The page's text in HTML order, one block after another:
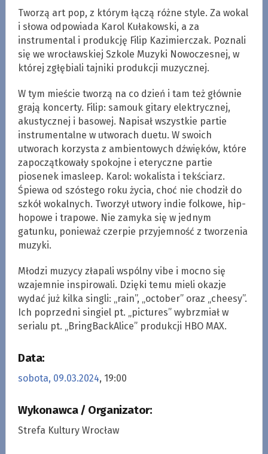
Tworzą art pop, z którym łączą różne style. Za wokal
i słowa odpowiada Karol Kułakowski, a za
instrumental i produkcję Filip Kazimierczak. Poznali
się we wrocławskiej Szkole Muzyki Nowoczesnej, w
której zgłębiali tajniki produkcji muzycznej.
W tym mieście tworzą na co dzień i tam też głównie
grają koncerty. Filip: samouk gitary elektrycznej,
akustycznej i basowej. Napisał wszystkie partie
instrumentalne w utworach duetu. W swoich
utworach korzysta z ambientowych dźwięków, które
zapoczątkowały spokojne i eteryczne partie
piosenek imasleep. Karol: wokalista i tekściarz.
Śpiewa od szóstego roku życia, choć nie chodził do
szkół wokalnych. Tworzył utwory indie folkowe, hip-
hopowe i trapowe. Nie zamyka się w jednym
gatunku, ponieważ czerpie przyjemność z tworzenia
muzyki.
Młodzi muzycy złapali wspólny vibe i mocno się
wzajemnie inspirowali. Dzięki temu mieli okazje
wydać już kilka singli: „rain”, „october” oraz „cheesy”.
Ich poprzedni singiel pt. „pictures” wybrzmiał w
serialu pt. „BringBackAlice” produkcji HBO MAX.
Data:
sobota, 09.03.2024, 19:00
Wykonawca / Organizator:
Strefa Kultury Wrocław